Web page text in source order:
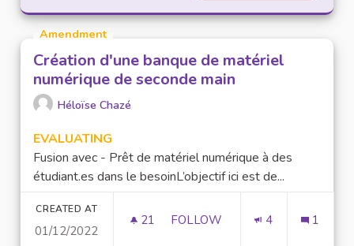
Amendment
Création d'une banque de matériel
numérique de seconde main
Héloïse Chazé
EVALUATING
Fusion avec - Prêt de matériel numérique à des
étudiant.es dans le besoinL’objectif ici est de...
CREATED AT
01/12/2022
21 21 FOLLOWERS
FOLLOW 4 1